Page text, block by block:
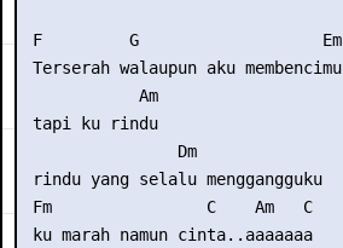
F         G                   Em
Terserah walaupun aku membencimu
            Am
tapi ku rindu
                Dm
rindu yang selalu menggangguku
Fm                C    Am   C
ku marah namun cinta..aaaaaaa